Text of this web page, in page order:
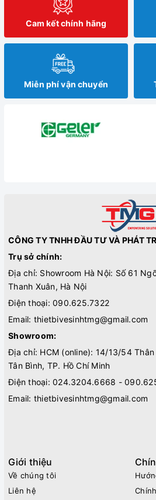
Cam kết chính hãng
Miễn phí vận chuyển
CÔNG TY TNHH ĐẦU TƯ VÀ PHÁT
Trụ sở chính:
Địa chỉ: Showroom Hà Nội: Số 61
Thanh Xuân, Hà Nội
Điện thoại: 090.625.7322
Email: thietbivesinhtmg@gmail.com
Showroom:
Địa chỉ: HCM (online): 14/13/54
Tân Bình, TP. Hồ Chí Minh
Điện thoại: 024.3204.6668 -
Email: thietbivesinhtmg@gmail.com
Giới thiệu
Về chúng tôi
Liên hệ